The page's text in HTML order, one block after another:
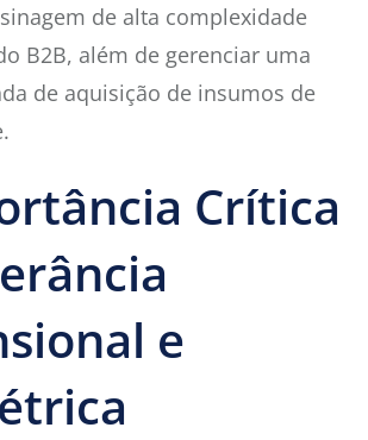
de alta complexidade
B2B, além de gerenciar uma
de aquisição de insumos de
Crítica
e